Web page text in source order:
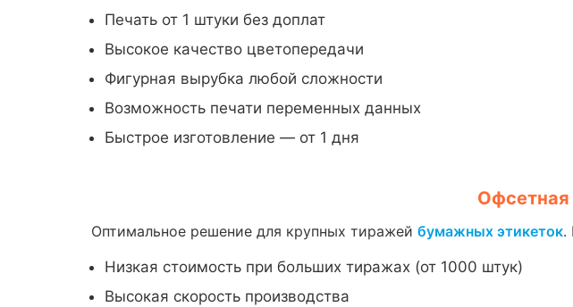
Печать от 1 штуки без доплат
Высокое качество цветопередачи
Фигурная вырубка любой сложности
Возможность печати переменных данных
Быстрое изготовление — от 1 дня
Офсетная
Оптимальное решение для крупных тиражей бумажных этикеток.
Низкая стоимость при больших тиражах (от 1000 штук)
Высокая скорость производства